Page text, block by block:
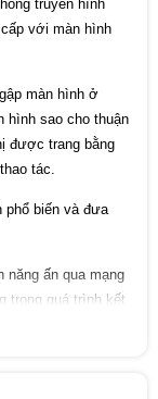
truyền hình
với màn hình
màn hình ở
hình sao cho thuận
được trang bằng
tác.
phổ biến và đưa
năng ấn qua mạng
trong quá trình kết
có thể sử dụng